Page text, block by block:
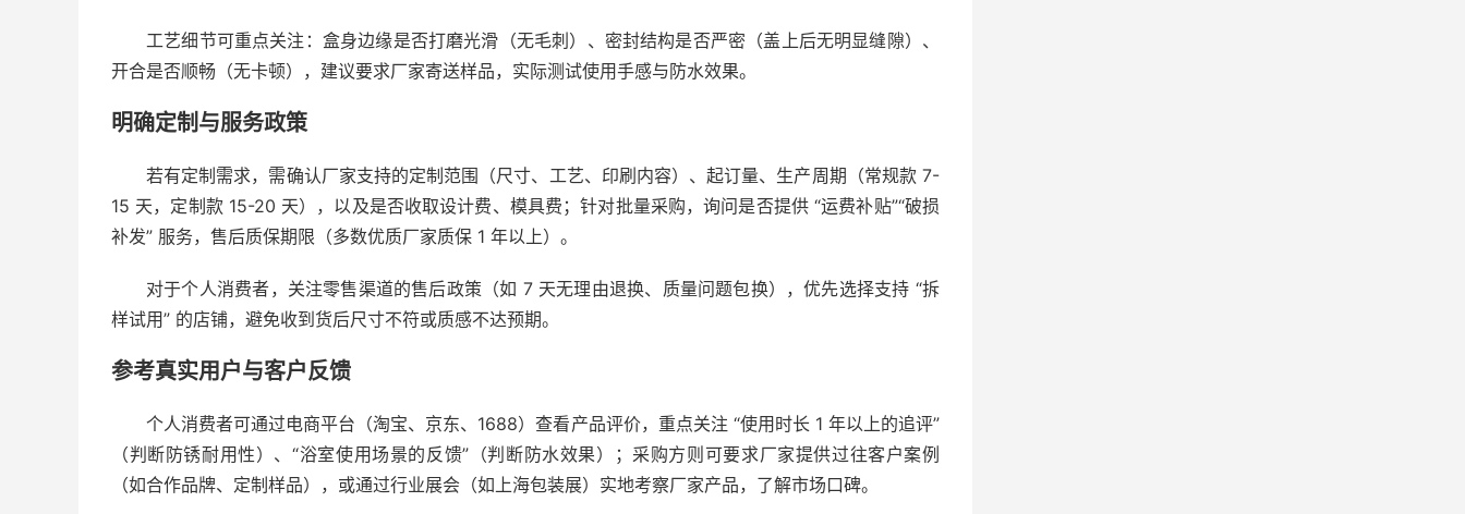
工艺细节可重点关注：盒身边缘是否打磨光滑（无毛刺）、密封结构是否严密（盖上后无明显缝隙）、
开合是否顺畅（无卡顿），建议要求厂家寄送样品，实际测试使用手感与防水效果。
明确定制与服务政策
若有定制需求，需确认厂家支持的定制范围（尺寸、工艺、印刷内容）、起订量、生产周期（常规款 7-
15 天，定制款 15-20 天），以及是否收取设计费、模具费；针对批量采购，询问是否提供 “运费补贴”“破损
补发” 服务，售后质保期限（多数优质厂家质保 1 年以上）。
对于个人消费者，关注零售渠道的售后政策（如 7 天无理由退换、质量问题包换），优先选择支持 “拆
样试用” 的店铺，避免收到货后尺寸不符或质感不达预期。
参考真实用户与客户反馈
个人消费者可通过电商平台（淘宝、京东、1688）查看产品评价，重点关注 “使用时长 1 年以上的追评”
（判断防锈耐用性）、“浴室使用场景的反馈”（判断防水效果）；采购方则可要求厂家提供过往客户案例
（如合作品牌、定制样品），或通过行业展会（如上海包装展）实地考察厂家产品，了解市场口碑。